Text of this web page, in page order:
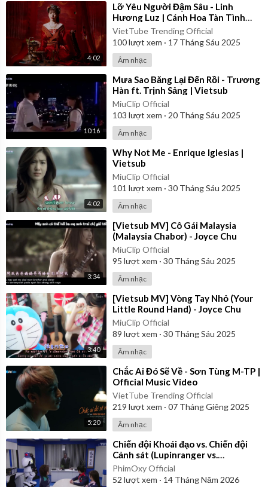
4:02
⁣Lỡ Yêu Người Đậm Sâu - Linh
Hương Luz | Cánh Hoa Tàn Tình
Tan Và Em... | Official Music Video
VietTube Trending Official
100lượt xem · 17 Tháng Sáu 2025
Âm nhạc
10:16
⁣Mưa Sao Băng Lại Đến Rồi - Trương
Hàn ft. Trịnh Sảng | Vietsub
MiuClip Official
103 lượt xem · 20 Tháng Sáu 2025
Âm nhạc
4:02
⁣Why Not Me - Enrique Iglesias |
Vietsub
MiuClip Official
101 lượt xem · 30 Tháng Sáu 2025
Âm nhạc
3:34
⁣[Vietsub MV] Cô Gái Malaysia
(Malaysia Chabor) - Joyce Chu
MiuClip Official
95 lượt xem · 30 Tháng Sáu 2025
Âm nhạc
3:40
⁣[Vietsub MV] Vòng Tay Nhỏ (Your
Little Round Hand) - Joyce Chu
MiuClip Official
89 lượt xem · 30 Tháng Sáu 2025
Âm nhạc
5:20
⁣Chắc Ai Đó Sẽ Về - Sơn Tùng M-TP |
Official Music Video
VietTube Trending Official
219 lượt xem · 07 Tháng Giêng 2025
Âm nhạc
⁣Chiến đội Khoái đạo vs. Chiến đội
Cảnh sát (Lupinranger vs.
Patranger) 2018 - Tập 12 | Vietsub
PhimOxy Official
52 lượt xem · 14 Tháng Năm 2026